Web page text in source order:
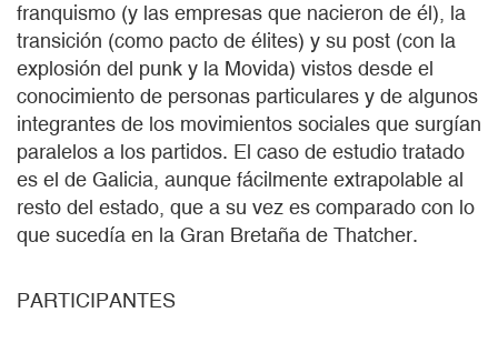
franquismo (y las empresas que nacieron de él), la
transición (como pacto de élites) y su post (con la
explosión del punk y la Movida) vistos desde el
conocimiento de personas particulares y de algunos
integrantes de los movimientos sociales que surgían
paralelos a los partidos. El caso de estudio tratado
es el de Galicia, aunque fácilmente extrapolable al
resto del estado, que a su vez es comparado con lo
que sucedía en la Gran Bretaña de Thatcher.
PARTICIPANTES